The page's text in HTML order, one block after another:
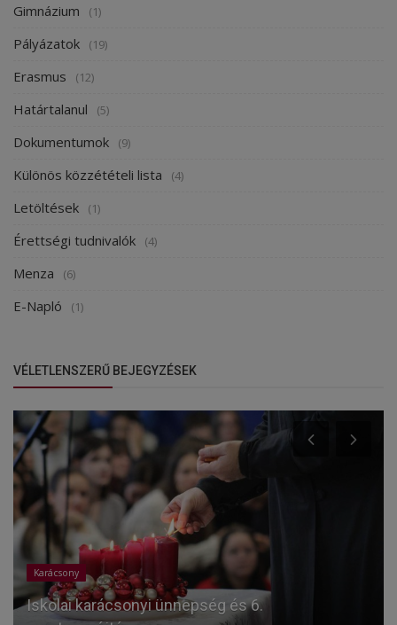
Gimnázium (1)
Pályázatok (19)
Erasmus (12)
Határtalanul (5)
Dokumentumok (9)
Különös közzétételi lista (4)
Letöltések (1)
Érettségi tudnivalók (4)
Menza (6)
E-Napló (1)
VÉLETLENSZERŰ BEJEGYZÉSEK
Karácsony
Iskolai karácsonyi ünnepség és 6.